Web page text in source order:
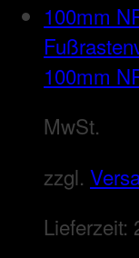
100mm
MwSt.
zzgl.
Lieferzeit: